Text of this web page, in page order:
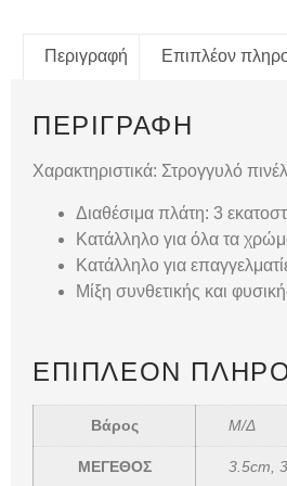
Περιγραφή Επιπλέον
ΠΕΡΙΓΡΑΦΉ
Χαρακτηριστικά: Στρογγυλό
Διαθέσιμα πλάτη: 3
Κατάλληλο για όλα τα
Κατάλληλο για
Μίξη συνθετικής και
ΕΠΙΠΛΈΟΝ
Βάρος Μ/Δ
ΜΕΓΕΘΟΣ 3.5cm,